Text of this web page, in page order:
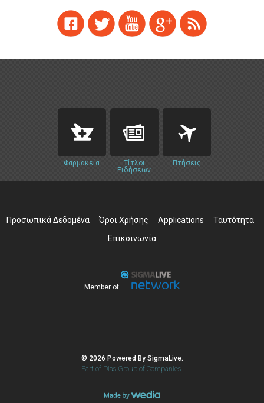
Φαρμακεία
Τίτλοι
Ειδήσεων
Πτήσεις
Προσωπικά Δεδομένα Όροι Χρήσης Applications
Ταυτότητα
Επικοινωνία
Member of
© 2026 Powered By SigmaLive.
Part of Dias Group of Companies.